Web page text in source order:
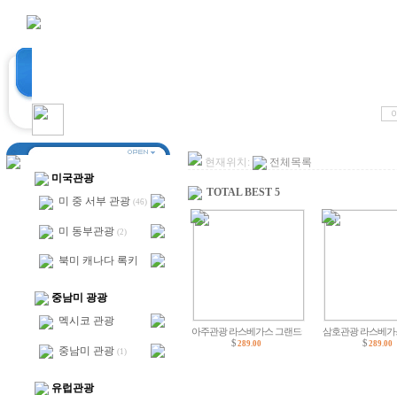
미국관광
미 중 서부 관광 (46)
미 동부관광 (2)
북미 캐나다 록키
중남미 광광
멕시코 관광
중남미 관광 (1)
유럽관광
현재위치: 전체목록
TOTAL BEST 5
아주관광 라스베가스 그랜드캐년
$ 289.00
삼호관광 라스베
$ 289.00